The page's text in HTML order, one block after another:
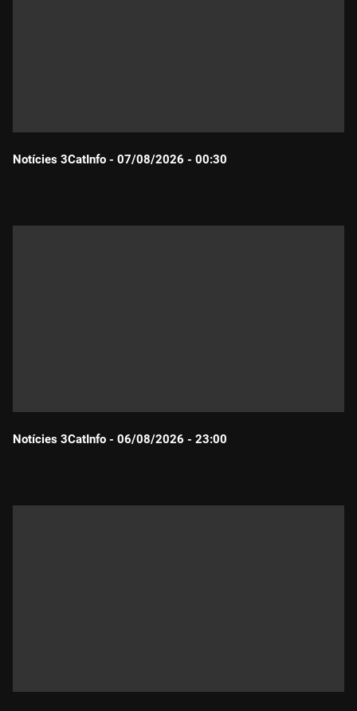
Notícies 3CatInfo - 07/08/2026 - 00:30
Notícies 3CatInfo - 06/08/2026 - 23:00